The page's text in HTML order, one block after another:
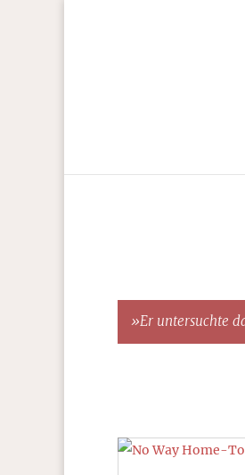
»Er untersuchte